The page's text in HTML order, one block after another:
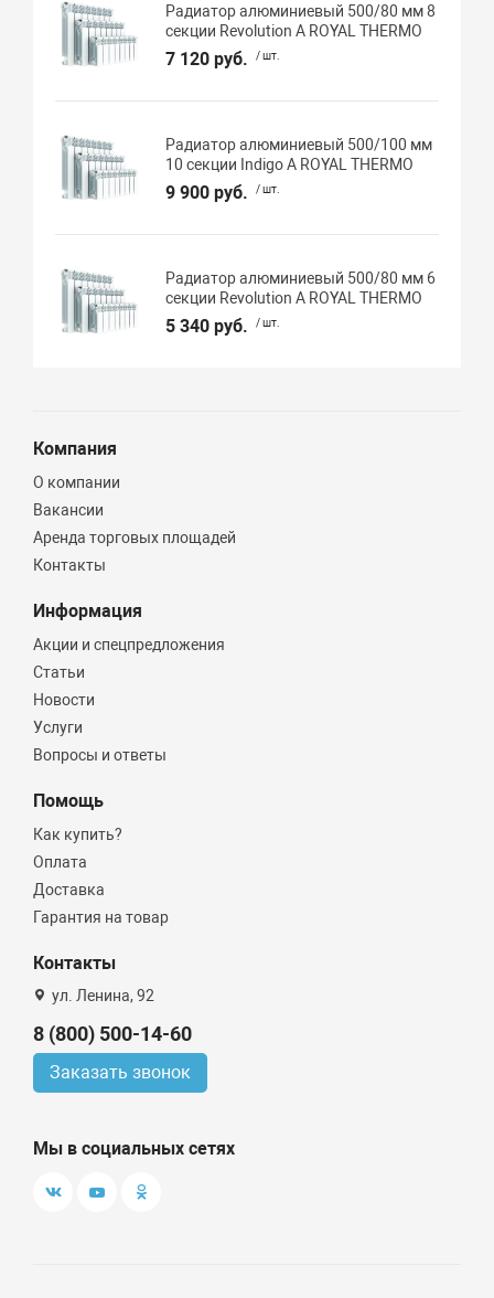
Радиатор алюминиевый 500/80 мм 8
секции Revolution А ROYAL THERMO
7 120 руб. / шт.
Радиатор алюминиевый 500/100 мм
10 секции Indigo А ROYAL THERMO
9 900 руб. / шт.
Радиатор алюминиевый 500/80 мм 6
секции Revolution А ROYAL THERMO
5 340 руб. / шт.
Компания
О компании
Вакансии
Аренда торговых площадей
Контакты
Информация
Акции и спецпредложения
Статьи
Новости
Услуги
Вопросы и ответы
Помощь
Как купить?
Оплата
Доставка
Гарантия на товар
Контакты
ул. Ленина, 92
8 (800) 500-14-60
Заказать звонок
Мы в социальных сетях